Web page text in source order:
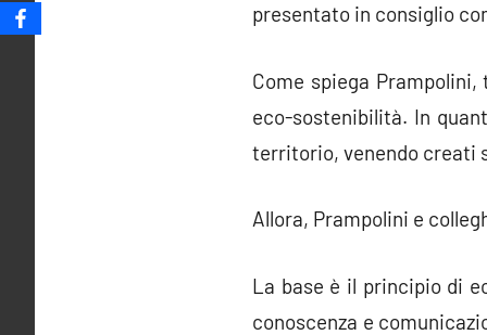
presentato in consiglio
Come spiega
eco-sostenibilità. In
territorio, venendo creati
Allora, Prampolini e
La base è il principio di
conoscenza e